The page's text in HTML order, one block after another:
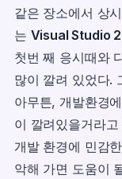
같은 장소에서 상
는 Visual Studio
첫번 째 응시때와
많이 깔려 있었다.
아무튼, 개발환경
이 깔려있을거라
개발 환경에 민감
악해 가면 도움이